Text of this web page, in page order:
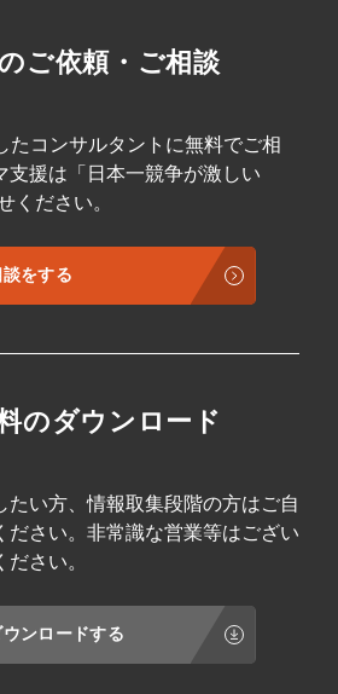
ご依頼・ご相談
たコンサルタントに無料でご相
支援は「日本一競争が激しい
ください。
をする
のダウンロード
たい方、情報取集段階の方はご自
ださい。非常識な営業等はござい
さい。
ンロードする